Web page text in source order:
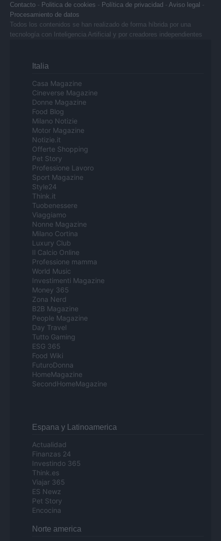
Contacto - Politica de cookies - Política de privacidad - Aviso legal -
Procesamiento de datos
Todos los contenidos se han realizado de forma híbrida por una
tecnología con Inteligencia Artificial y por creadores independientes
Italia
Casa Magazine
Cineverse Magazine
Donne Magazine
Food Blog
Milano Notizie
Motor Magazine
Notizie.it
Offerte Shopping
Pet Story
Professione Lavoro
Sport Magazine
Style24
Think.it
Tuobenessere
Viaggiamo
Nonne Magazine
Milano Cortina
Luxury Club
Il Calcio Online
Professione mamma
World Music
Investimenti Magazine
Money 365
Zona Nerd
B2B Magazine
People Magazine
Day Travel
Tutto Gaming
ESG 365
Food Wiki
FuturoDonna
HomeMagazine
SecondHomeMagazine
Espana y Latinoamerica
Actualidad
Finanzas 24
Investindo 365
Think.es
Viajar 365
ES Newz
Pet Story
Encocina
Norte america